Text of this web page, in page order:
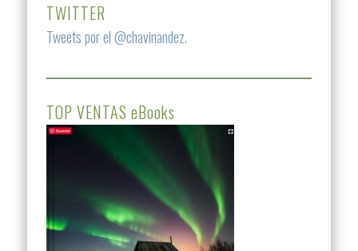
TWITTER
Tweets por el @chavinandez.
TOP VENTAS eBooks